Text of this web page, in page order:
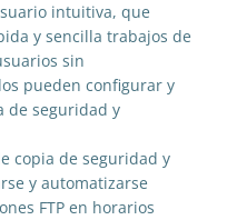
intuitiva, que
y sencilla trabajos de
sin
pueden configurar y
de seguridad y
copia de seguridad y
y automatizarse
FTP en horarios